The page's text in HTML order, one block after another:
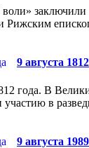
Рижским
9 августа
года. В
в
9 августа